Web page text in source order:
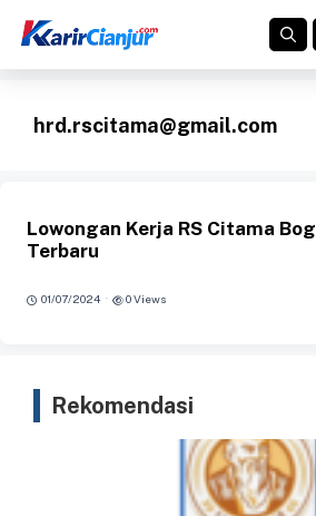
hrd.rscitama@gmail.com
Lowongan Kerja RS Citama
Terbaru
01/07/2024 · 0 Views
Rekomendasi